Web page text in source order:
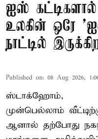
ஐஸ்
உலகின் ஒரே
நாட்டில்
Published on: 08 Aug 2026,
ஸ்டாக்ஹோம்,
முன்பெல்லாம்
ஆனால் தற்போது